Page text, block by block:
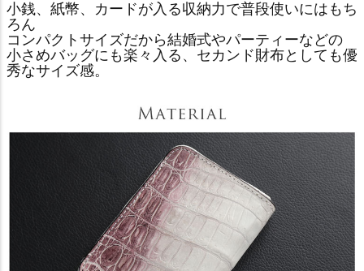
小銭、紙幣、カードが入る収納力で普段使いにはもち
ろん
コンパクトサイズだから結婚式やパーティーなどの
小さめバッグにも楽々入る、セカンド財布としても優
秀なサイズ感。